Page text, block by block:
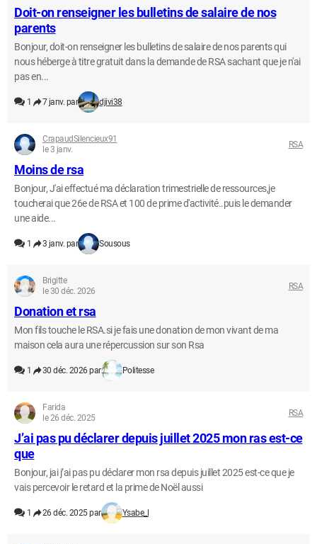
Doit-on renseigner les bulletins de salaire de nos
parents
Bonjour, doit-on renseigner les bulletins de salaire de nos parents qui
nous héberge à titre gratuit dans la demande de RSA sachant que je n'ai
pas en...
1 7 janv. par djivi38
CrapaudSilencieux91
le 3 janv.
RSA
Moins de rsa
Bonjour, J'ai effectué ma déclaration trimestrielle de ressources,je
toucherai que 26e de RSA et 100 de prime d'activité..puis le demander
une aide...
1 3 janv. par Sousous
Brigitte
le 30 déc. 2026
RSA
Donation et rsa
Mon fils touche le RSA.si je fais une donation de mon vivant de ma
maison cela aura une répercussion sur son Rsa
1 30 déc. 2026 par Politesse
Farida
le 26 déc. 2025
RSA
J’ai pas pu déclarer depuis juillet 2025 mon ras est-ce
que
Bonjour, jai j’ai pas pu déclarer mon rsa depuis juillet 2025 est-ce que je
vais percevoir le retard et la prime de Noël aussi
1 26 déc. 2025 par Ysabe_l